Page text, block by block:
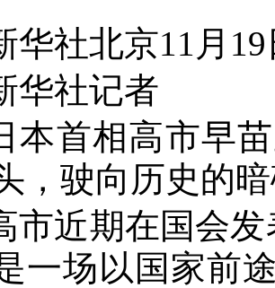
华社北京11月
华社记者
本首相高市早
，驶向历史的
市近期在国会
一场以国家前